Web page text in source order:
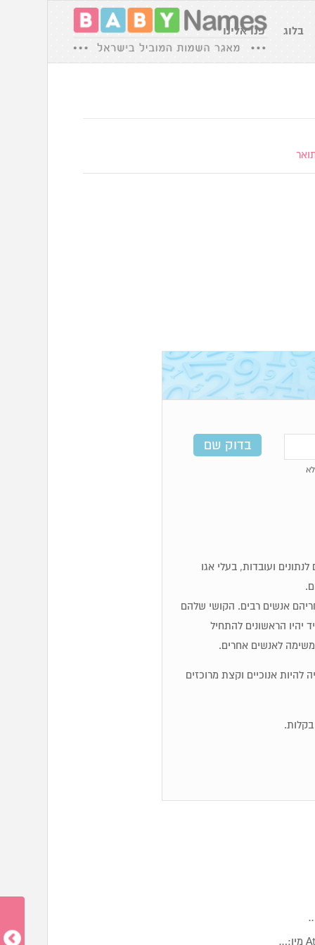
בלוג פנו אלינו
לוגיים, זקוקים לנתונים ועובדות, בעלי אגו
אחריהם אנשים רבים. הקושי שלהם
יהיו הראשונים להתחיל
לאנשים אחרים.
להיות אנוכיים וקצת מרוכזים